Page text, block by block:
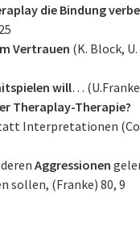
die Bindung
Vertrauen (K. Block,
will…
Theraplay-Therapie?
Interpretationen
Aggressionen
sollen, (Franke) 80, 9